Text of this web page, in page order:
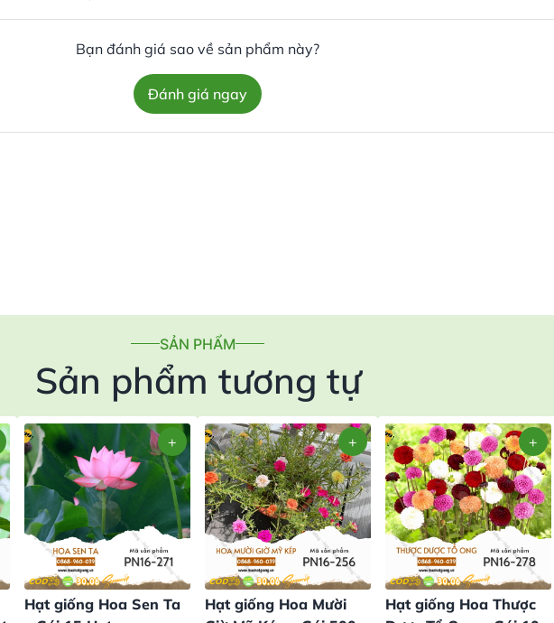
Bạn đánh giá sao về sản phẩm này?
Đánh giá ngay
SẢN PHẨM
Sản phẩm tương tự
Hạt giống Hoa Sen Ta
Hạt giống Hoa Mười
Hạt giống Hoa Thược